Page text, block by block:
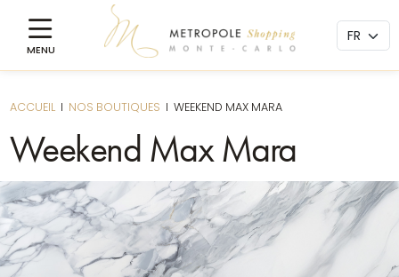
ACCUEILI NOS BOUTIQUES I WEEKEND MAX MARA
Weekend Max Mara